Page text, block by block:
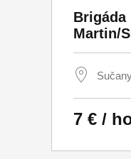
Martin/
7 € /